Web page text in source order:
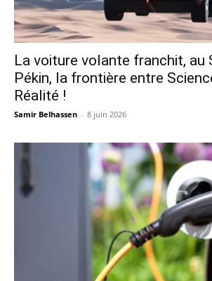
La voiture volante franchit, au
Pékin, la frontière entre
Réalité !
Samir Belhassen - 8 juin 2026